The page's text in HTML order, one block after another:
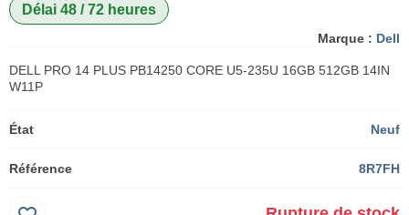
Délai 48 / 72 heures
Marque : Dell
DELL PRO 14 PLUS PB14250 CORE U5-235U 16GB 512GB 14IN
W11P
État Neuf
Référence 8R7FH